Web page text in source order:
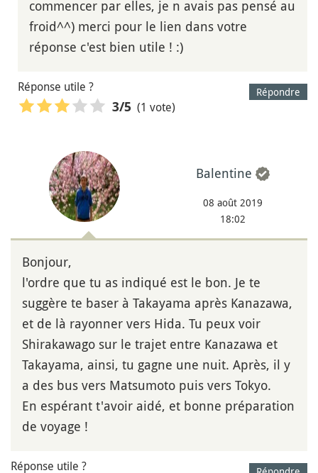
commencer par elles, je n avais pas pensé au
froid^^) merci pour le lien dans votre
réponse c'est bien utile ! :)
Répondre
Réponse utile ?
3/5 (1 vote)
Balentine
08 août 2019
18:02
Bonjour,
l'ordre que tu as indiqué est le bon. Je te
suggère te baser à Takayama après Kanazawa,
et de là rayonner vers Hida. Tu peux voir
Shirakawago sur le trajet entre Kanazawa et
Takayama, ainsi, tu gagne une nuit. Après, il y
a des bus vers Matsumoto puis vers Tokyo.
En espérant t'avoir aidé, et bonne préparation
de voyage !
Réponse utile ?